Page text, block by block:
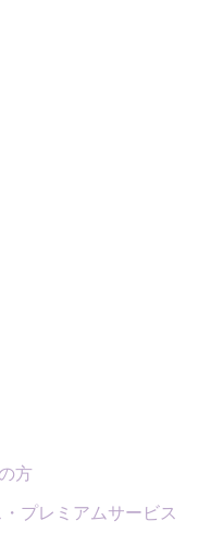
方
プレミアムサービス